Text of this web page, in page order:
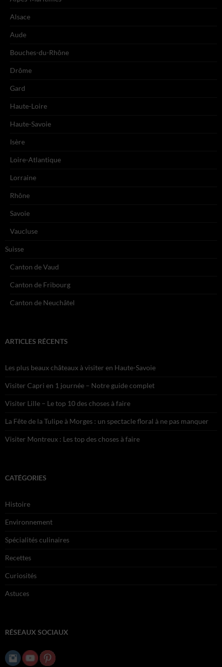
Alsace
Aude
Bouches-du-Rhône
Drôme
Gard
Haute-Loire
Haute-Savoie
Isère
Loire-Atlantique
Lorraine
Rhône
Savoie
Vaucluse
Suisse
Canton de Vaud
Canton de Fribourg
Canton de Neuchâtel
ARTICLES RÉCENTS
Les plus beaux châteaux à visiter en Haute-Savoie
Visiter Capri en 1 journée – Notre guide complet
Visiter Lille – Le top 10 des choses à faire
La Fête de la Tulipe à Morges : un spectacle floral à ne pas manquer
Visiter Montreux : Les top des choses à faire
CATÉGORIES
Histoire
Environnement
Spécialités culinaires
Recettes
Curiosités
Astuces
RÉSEAUX SOCIAUX